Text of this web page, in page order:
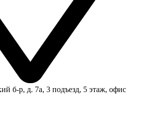
б-р, д. 7а, 3 подъезд, 5 этаж, офис